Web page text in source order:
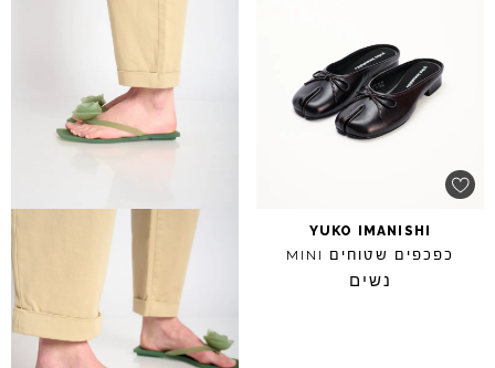
YUKO IMANISHI
כפכפים שטוחים MINI
נשים